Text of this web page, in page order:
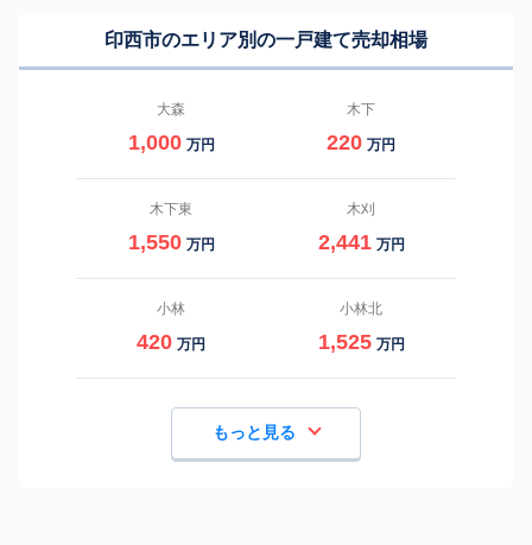
印西市のエリア別の一戸建て売却相場
大森
1,000 万円
木下
220 万円
木下東
1,550 万円
木刈
2,441 万円
小林
420 万円
小林北
1,525 万円
もっと見る